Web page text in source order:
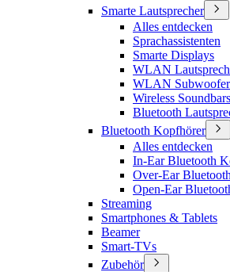
Smarte Lautsprecher
Alles entdecken
Sprachassistenten
Smarte Displays
WLAN
WLAN
Wireless Soundbars
Bluetooth
Bluetooth Kopfhörer
Alles entdecken
In-Ear Bluetooth
Over-Ear
Open-Ear
Streaming
Smartphones & Tablets
Beamer
Smart-TVs
Zubehör